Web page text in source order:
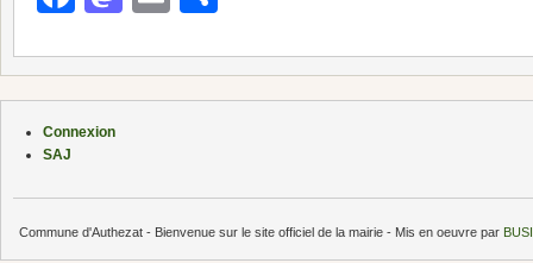
Connexion
SAJ
Commune d'Authezat - Bienvenue sur le site officiel de la mairie - Mis en oeuvre par